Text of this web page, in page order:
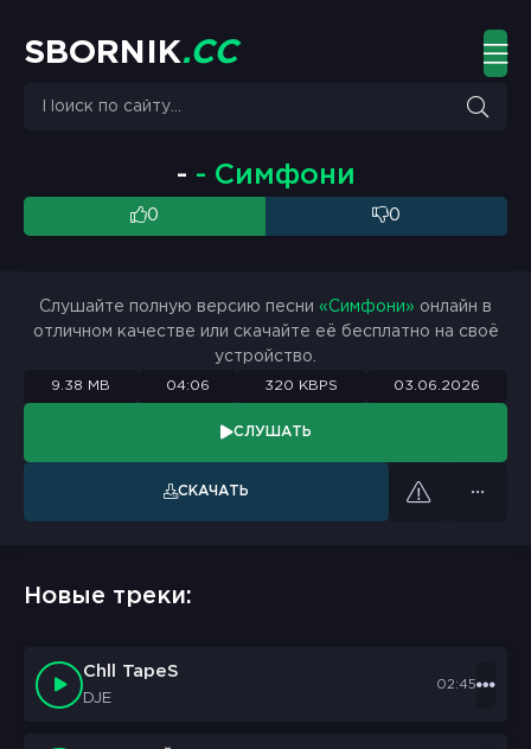
S BO R N K.CC
- - Симфони
0 0
Слушайте полную версию песни «Симфони» онлайн в
отличном качестве или скачайте её бесплатно на своё
устройство.
9.38 MB 04:06 320 KBPS 03.06.2026
СЛУШАТЬ
СКАЧАТЬ
Новые треки:
Chll TapeS
DJE
02:45